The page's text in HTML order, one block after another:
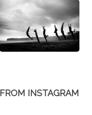
FROM INSTAGRAM